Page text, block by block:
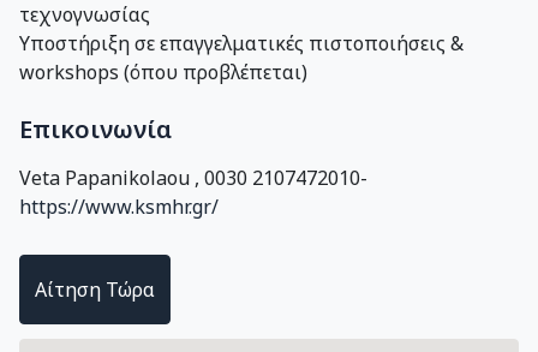
τεχνογνωσίας
Υποστήριξη σε επαγγελματικές πιστοποιήσεις &
workshops (όπου προβλέπεται)
Eπικοινωνία
Veta Papanikolaou , 0030 2107472010-
https://www.ksmhr.gr/
Αίτηση Τώρα